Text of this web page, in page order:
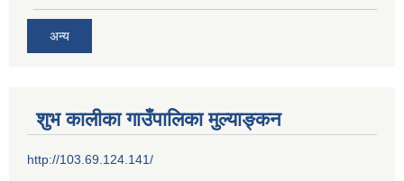
अन्य
शुभ कालीका गाउँपालिका मुल्याङ्कन
http://103.69.124.141/